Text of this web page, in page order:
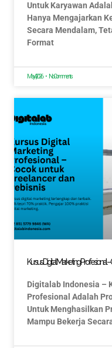
Untuk Karyawan
Hanya Mengajarkan
Secara Mendalam,
Format
May 4, 2026 No Comments
Kursus Digital Marketing Profesional
Digitalab Indonesia –
Profesional Adalah
Untuk Menghasilkan
Mampu Bekerja